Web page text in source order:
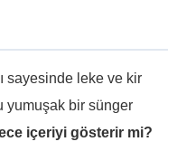
sayesinde leke ve kir
yumuşak bir sünger
içeriyi gösterir mi?